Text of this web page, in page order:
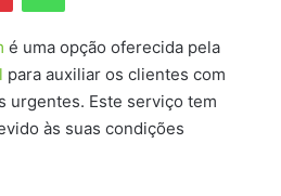
é uma opção oferecida pela
para auxiliar os clientes com
urgentes. Este serviço tem
às suas condições